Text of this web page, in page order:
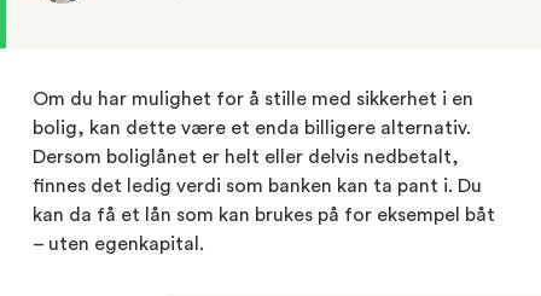
Om du har mulighet for å stille med sikkerhet i en
bolig, kan dette være et enda billigere alternativ.
Dersom boliglånet er helt eller delvis nedbetalt,
finnes det ledig verdi som banken kan ta pant i. Du
kan da få et lån som kan brukes på for eksempel båt
– uten egenkapital.